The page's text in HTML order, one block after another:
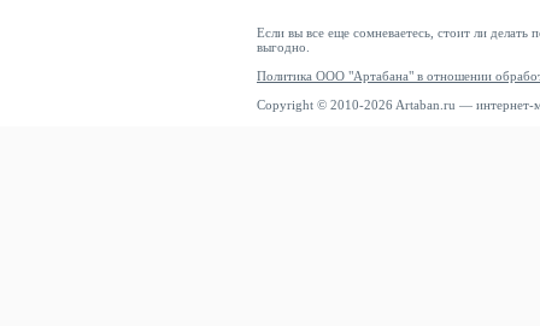
Если вы все еще сомневаетесь, стоит ли делать
выгодно.
Политика ООО "Артабана" в отношении
Copyright © 2010-2026 Artaban.ru — интернет-